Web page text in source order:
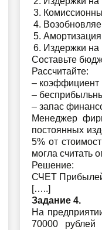
Издержки на
Составьте
Рассчитайте:
– коэффициент
–
– запас
Менеджер
постоянных
5% от
могла считать
Решение:
СЧЕТ
[…..]
Задание 4.
На
70000 рублей